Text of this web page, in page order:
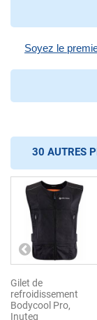
Soyez le
30 AUTRES
Gilet de
refroidissement
Bodycool Pro,
Inuteq